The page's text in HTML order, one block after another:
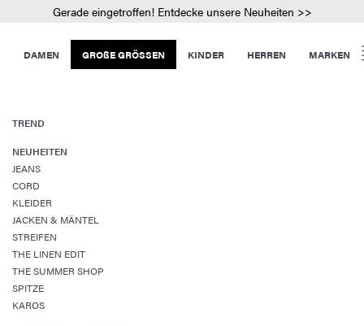
Gerade eingetroffen! Entdecke unsere Neuheiten >>
DAMEN GROßE GRÖSSEN KINDER HERREN MARKEN
TREND
NEUHEITEN
JEANS
CORD
KLEIDER
JACKEN & MÄNTEL
STREIFEN
THE LINEN EDIT
THE SUMMER SHOP
SPITZE
KAROS